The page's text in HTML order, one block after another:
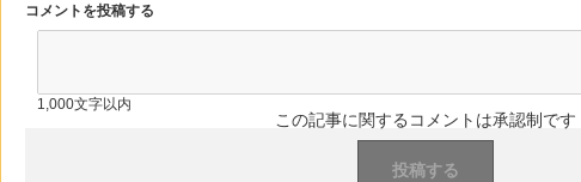
コメントを投稿する
1,000文字以内
この記事に関するコメントは承認制です